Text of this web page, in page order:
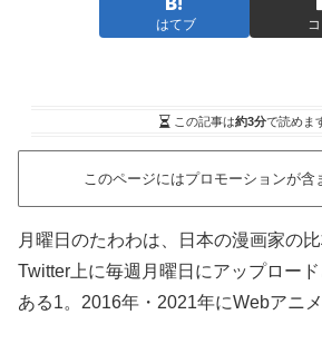
はてブ
この記事は約3分で読めま
このページにはプロモーションが含
月曜日のたわわは、日本の漫画家の
Twitter上に毎週月曜日にアップロー
ある1。2016年・2021年にWebアニ